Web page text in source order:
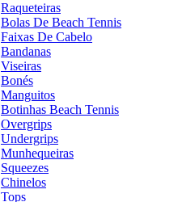
Raqueteiras
Bolas De Beach Tennis
Faixas De Cabelo
Bandanas
Viseiras
Bonés
Manguitos
Botinhas Beach Tennis
Overgrips
Undergrips
Munhequeiras
Squeezes
Chinelos
Tops